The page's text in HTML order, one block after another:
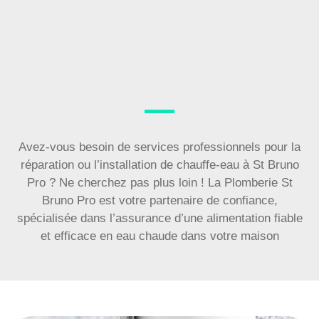
Avez-vous besoin de services professionnels pour la
réparation ou l’installation de chauffe-eau à St Bruno
Pro ? Ne cherchez pas plus loin ! La Plomberie St
Bruno Pro est votre partenaire de confiance,
spécialisée dans l’assurance d’une alimentation fiable
et efficace en eau chaude dans votre maison